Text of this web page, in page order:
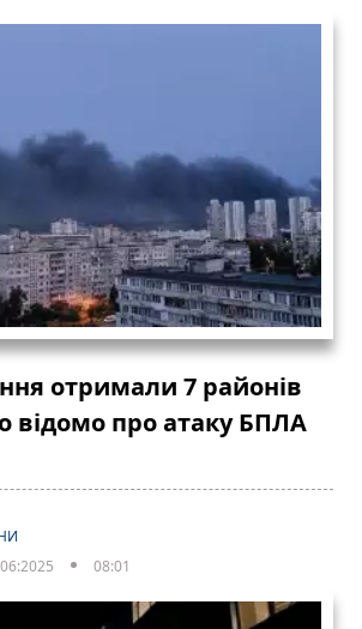
отримали 7 районів
відомо про атаку БПЛА
08:01